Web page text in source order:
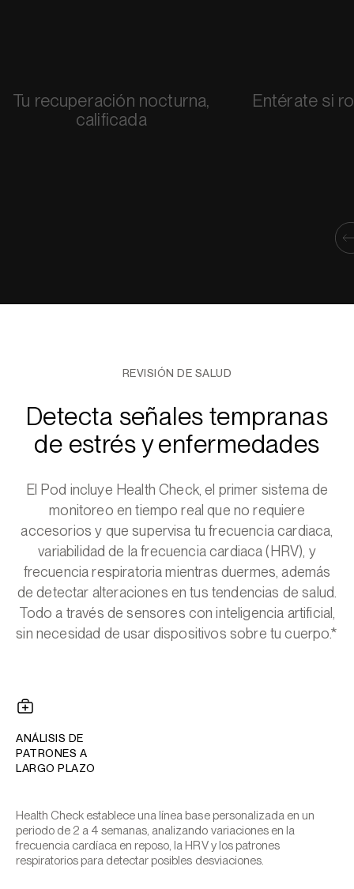
Tu recuperación nocturna,
calificada
Entérate si
REVISIÓN DE SALUD
Detecta señales tempranas
de estrés y enfermedades
El Pod incluye Health Check, el primer sistema de
monitoreo en tiempo real que no requiere
accesorios y que supervisa tu frecuencia cardiaca,
variabilidad de la frecuencia cardiaca (HRV), y
frecuencia respiratoria mientras duermes, además
de detectar alteraciones en tus tendencias de salud.
Todo a través de sensores con inteligencia artificial,
sin necesidad de usar dispositivos sobre tu cuerpo.*
ANÁLISIS DE
PATRONES A
LARGO PLAZO
Health Check establece una línea base personalizada en un
periodo de 2 a 4 semanas, analizando variaciones en la
frecuencia cardíaca en reposo, la HRV y los patrones
respiratorios para detectar posibles desviaciones.